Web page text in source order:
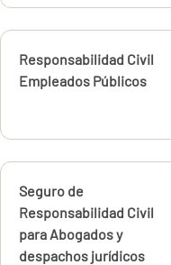
Calcúlalo ahora
Responsabilidad Civil
Empleados Públicos
Calcúlalo ahora
Seguro de
Responsabilidad Civil
para Abogados y
despachos jurídicos